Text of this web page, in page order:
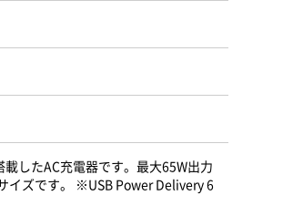
したAC充電器です。最大65W出力
イズです。 ※USB Power Delivery 6